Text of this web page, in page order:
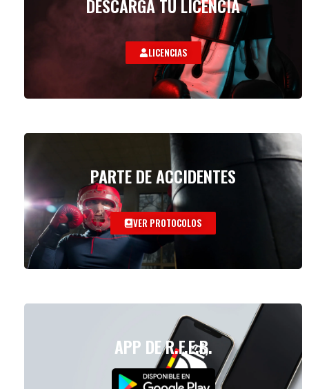
DESCARGA TU LICENCIA
LICENCIAS
PARTE DE ACCIDENTES
VER PROTOCOLOS
APP DE R.F.E.B.